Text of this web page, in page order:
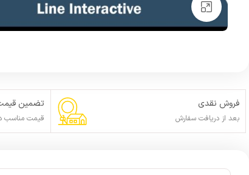
بزرگنمایی تصویر
فروش نقدی
بعد از دریافت سفارش
تضمین
قیمت مناسب